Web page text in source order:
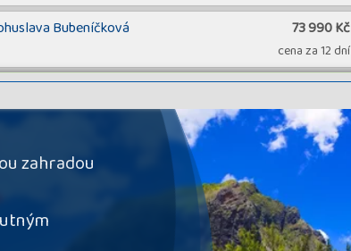
odletu, průvodce: Jakub
68 990 Kč
cena za 12 dní
odletu, průvodce:
68 990 Kč
cena za 12 dní
cena za 12 dní
Bubeníčková 73 990 Kč
cena za 12 dní
zahradou